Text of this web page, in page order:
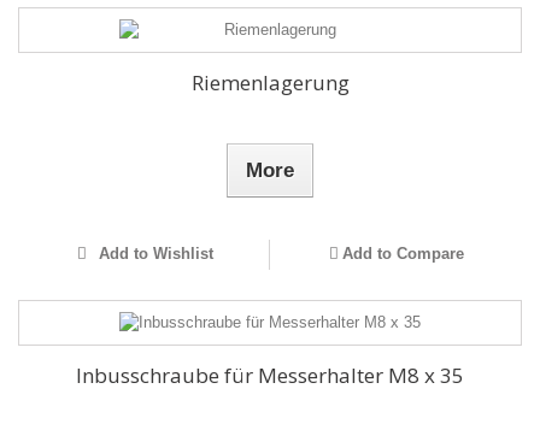
Riemenlagerung
More
Add to Wishlist Add to Compare
Inbusschraube für Messerhalter M8 x 35